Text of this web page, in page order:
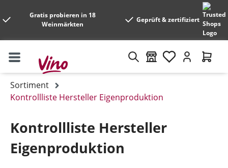
Gratis probieren in 18
Weinmärkten
Geprüft & zertifiziert
Sortiment
Kontrollliste Hersteller Eigenproduktion
Kontrollliste Hersteller
Eigenproduktion